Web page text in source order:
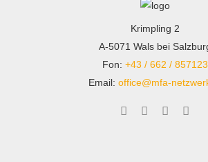
Krimpling 2
A-5071 Wals bei
Fon: +43 / 662 / 857123
Email: office@mfa-